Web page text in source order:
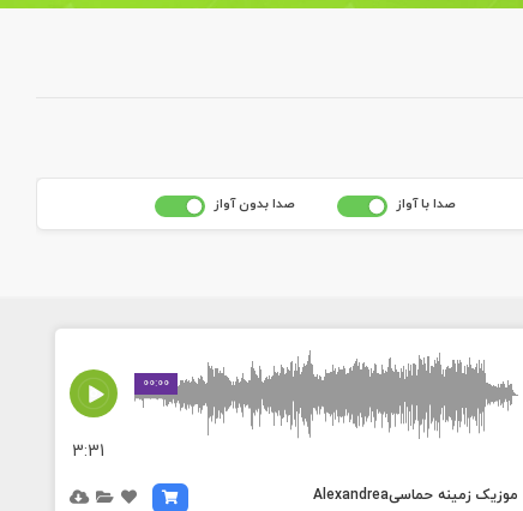
صدا با آواز صدا بدون آواز
00:00
MEDIA_ELEMENT_ERROR: Empty src attribute
3:31
موزیک زمینه حماسیAlexandrea